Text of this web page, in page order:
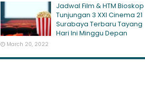
Jadwal Film & HTM Bioskop
Tunjungan 3 XXI Cinema 21
Surabaya Terbaru Tayang
Hari Ini Minggu Depan
March 20, 2022